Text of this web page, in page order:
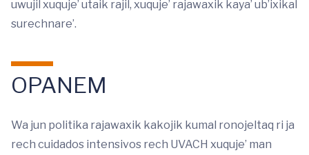
uwujil xuquje’ utaik rajil, xuquje’ rajawaxik kaya’ ub’ixikal
surechnare’.
OPANEM
Wa jun politika rajawaxik kakojik kumal ronojeltaq ri ja
rech cuidados intensivos rech UVACH xuquje’ man